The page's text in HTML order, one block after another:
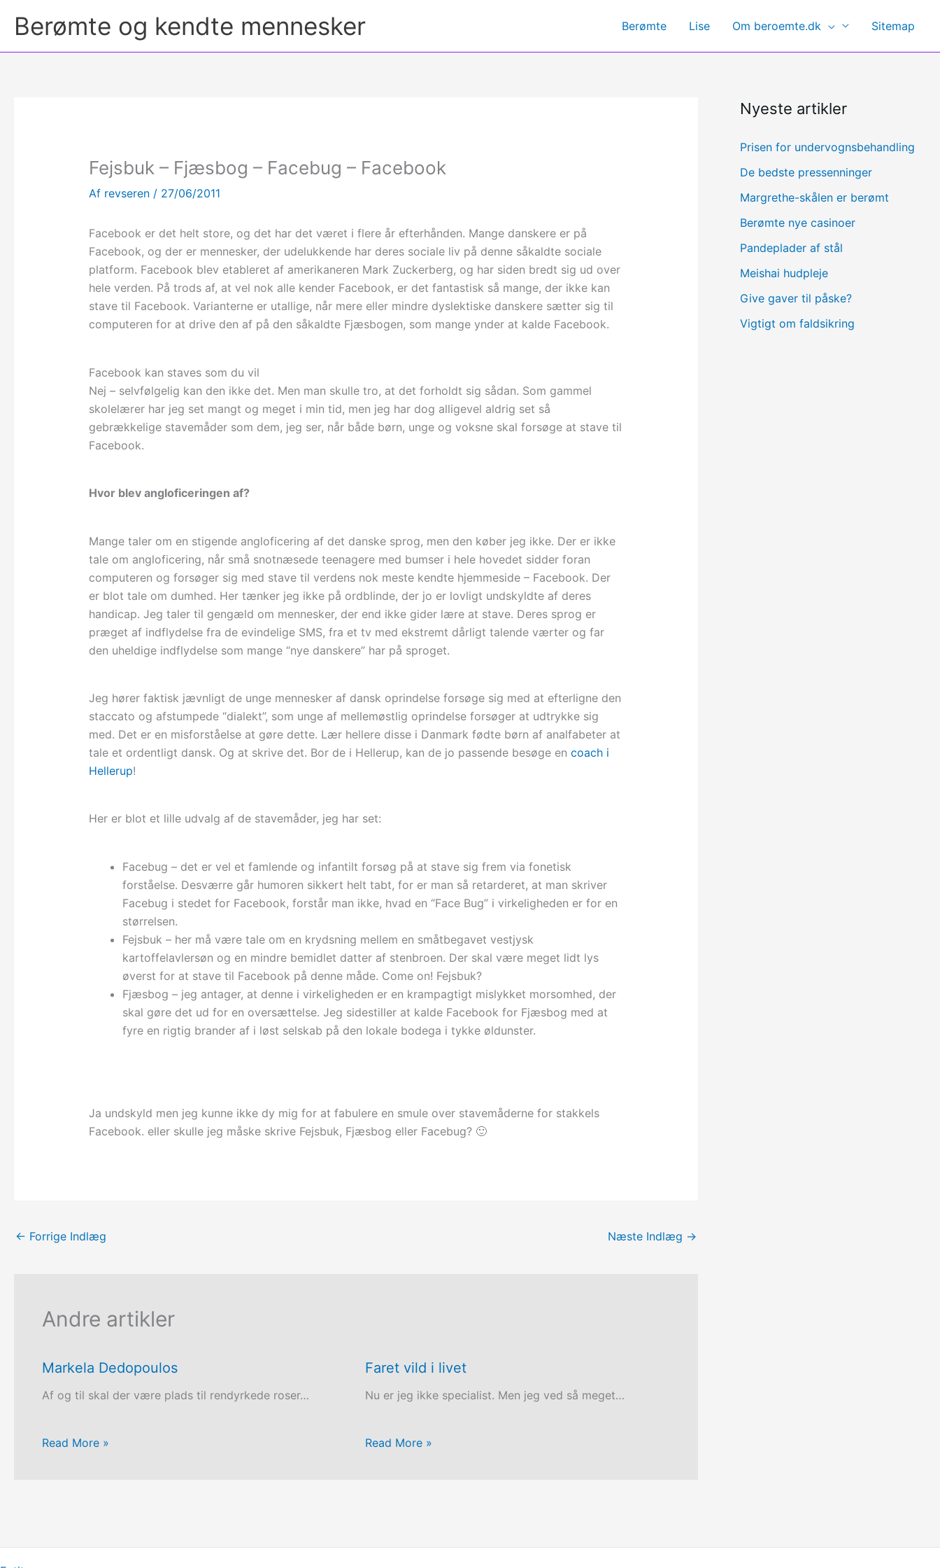
Berømte og kendte mennesker Berømte Lise Om beroemte.dk Sitemap
Fejsbuk – Fjæsbog – Facebug – Facebook
Af revseren / 27/06/2011
Facebook er det helt store, og det har det været i flere år efterhånden. Mange danskere er på
Facebook, og der er mennesker, der udelukkende har deres sociale liv på denne såkaldte sociale
platform. Facebook blev etableret af amerikaneren Mark Zuckerberg, og har siden bredt sig ud over
hele verden. På trods af, at vel nok alle kender Facebook, er det fantastisk så mange, der ikke kan
stave til Facebook. Varianterne er utallige, når mere eller mindre dyslektiske danskere sætter sig til
computeren for at drive den af på den såkaldte Fjæsbogen, som mange ynder at kalde Facebook.
Facebook kan staves som du vil
Nej – selvfølgelig kan den ikke det. Men man skulle tro, at det forholdt sig sådan. Som gammel
skolelærer har jeg set mangt og meget i min tid, men jeg har dog alligevel aldrig set så
gebrækkelige stavemåder som dem, jeg ser, når både børn, unge og voksne skal forsøge at stave til
Facebook.
Hvor blev angloficeringen af?
Mange taler om en stigende angloficering af det danske sprog, men den køber jeg ikke. Der er ikke
tale om angloficering, når små snotnæsede teenagere med bumser i hele hovedet sidder foran
computeren og forsøger sig med stave til verdens nok meste kendte hjemmeside – Facebook. Der
er blot tale om dumhed. Her tænker jeg ikke på ordblinde, der jo er lovligt undskyldte af deres
handicap. Jeg taler til gengæld om mennesker, der end ikke gider lære at stave. Deres sprog er
præget af indflydelse fra de evindelige SMS, fra et tv med ekstremt dårligt talende værter og far
den uheldige indflydelse som mange “nye danskere” har på sproget.
Jeg hører faktisk jævnligt de unge mennesker af dansk oprindelse forsøge sig med at efterligne den
staccato og afstumpede “dialekt”, som unge af mellemøstlig oprindelse forsøger at udtrykke sig
med. Det er en misforståelse at gøre dette. Lær hellere disse i Danmark fødte børn af analfabeter at
tale et ordentligt dansk. Og at skrive det. Bor de i Hellerup, kan de jo passende besøge en coach i
Hellerup!
Her er blot et lille udvalg af de stavemåder, jeg har set:
Facebug – det er vel et famlende og infantilt forsøg på at stave sig frem via fonetisk
forståelse. Desværre går humoren sikkert helt tabt, for er man så retarderet, at man skriver
Facebug i stedet for Facebook, forstår man ikke, hvad en “Face Bug” i virkeligheden er for en
størrelsen.
Fejsbuk – her må være tale om en krydsning mellem en småtbegavet vestjysk
kartoffelavlersøn og en mindre bemidlet datter af stenbroen. Der skal være meget lidt lys
øverst for at stave til Facebook på denne måde. Come on! Fejsbuk?
Fjæsbog – jeg antager, at denne i virkeligheden er en krampagtigt mislykket morsomhed, der
skal gøre det ud for en oversættelse. Jeg sidestiller at kalde Facebook for Fjæsbog med at
fyre en rigtig brander af i løst selskab på den lokale bodega i tykke øldunster.
Ja undskyld men jeg kunne ikke dy mig for at fabulere en smule over stavemåderne for stakkels
Facebook. eller skulle jeg måske skrive Fejsbuk, Fjæsbog eller Facebug? 🙂
← Forrige Indlæg Næste Indlæg →
Andre artikler
Markela Dedopoulos
Af og til skal der være plads til rendyrkede roser…
Read More »
Faret vild i livet
Nu er jeg ikke specialist. Men jeg ved så meget…
Read More »
Nyeste artikler
Prisen for undervognsbehandling
De bedste pressenninger
Margrethe-skålen er berømt
Berømte nye casinoer
Pandeplader af stål
Meishai hudpleje
Give gaver til påske?
Vigtigt om faldsikring